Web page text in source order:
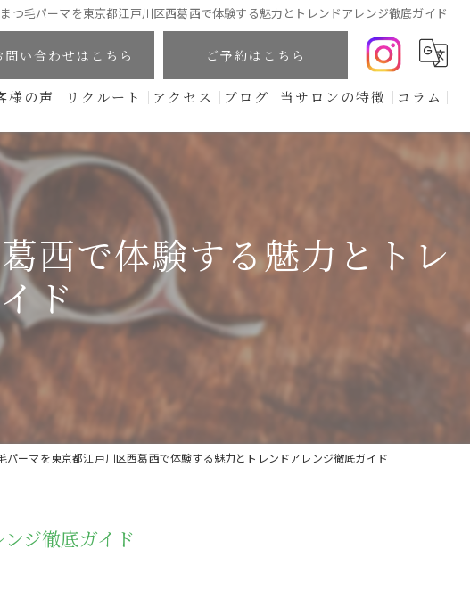
つ毛パーマを東京都江戸川区西葛西で体験する魅力とトレンドアレンジ徹底ガイド
問い合わせはこちら ご予約はこちら
様の声 リクルート アクセス ブログ 当サロンの特徴
オーガニックヘナ
髪質改善
コラム
西で体験する魅力とトレ
ド
パーマを東京都江戸川区西葛西で体験する魅力とトレンドアレンジ徹底ガイド
ジ徹底ガイド